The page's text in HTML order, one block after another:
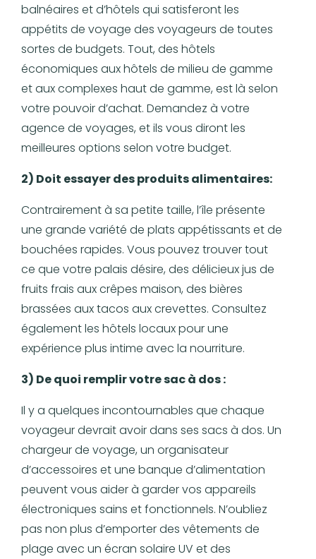
balnéaires et d’hôtels qui satisferont les
appétits de voyage des voyageurs de toutes
sortes de budgets. Tout, des hôtels
économiques aux hôtels de milieu de gamme
et aux complexes haut de gamme, est là selon
votre pouvoir d’achat. Demandez à votre
agence de voyages, et ils vous diront les
meilleures options selon votre budget.
2) Doit essayer des produits alimentaires:
Contrairement à sa petite taille, l’île présente
une grande variété de plats appétissants et de
bouchées rapides. Vous pouvez trouver tout
ce que votre palais désire, des délicieux jus de
fruits frais aux crêpes maison, des bières
brassées aux tacos aux crevettes. Consultez
également les hôtels locaux pour une
expérience plus intime avec la nourriture.
3) De quoi remplir votre sac à dos :
Il y a quelques incontournables que chaque
voyageur devrait avoir dans ses sacs à dos. Un
chargeur de voyage, un organisateur
d’accessoires et une banque d’alimentation
peuvent vous aider à garder vos appareils
électroniques sains et fonctionnels. N’oubliez
pas non plus d’emporter des vêtements de
plage avec un écran solaire UV et des